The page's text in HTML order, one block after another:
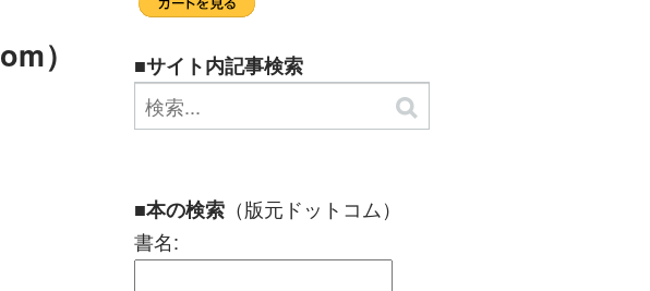
）
■サイト内記事検索
■本の検索（版元ドットコム）
書名: